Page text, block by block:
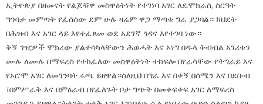
ኢትዮጵያ በዘመናት የልጆቹዋ መስዋዕትነት የተገነባ አገር ለዴሞክራሲ ስርዓት
ግንባታ መምጣት የፈሰሰው ደም ሁሉ ዛሬም ዋጋ ማጣቱ ግራ ያጋባል። ክህደት
በሕዝብ እና አገር ላይ እየተፈጸመ ወደ አደገኛ ጎዳና እየተገባ ነው።
ቅኝ ገዢዎች ሞክረው ያልተሳካላቸውን ሕወሓት እና ኦነግ በዱላ ቅብብል አገሪቱን
ሙሉ ለሙሉ በማፍረስ የተከፈለው መስዋዕትነት ተከፍሎ በየራሳቸው የትግራይ እና
የኦሮሞ አገር ለመገንባት ሩጫ ይዘዋል።ስለዚህ በግራ እና በቀኝ በሰሜን እና በደቡብ
፣በምሥራቅ እና በምዕራብ በየፈለጉት ቦታ ግጭት በመቀፍቀፍ አገር ለማፍረስ